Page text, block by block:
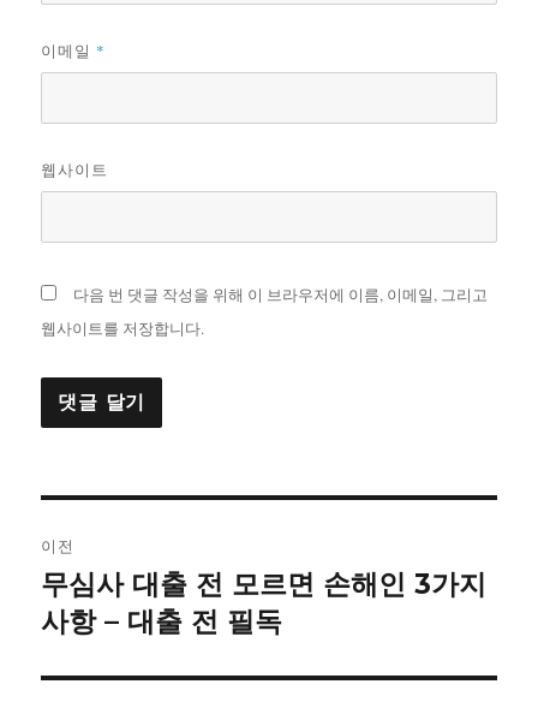
이메일 *
웹사이트
다음 번 댓글 작성을 위해 이 브라우저에 이름, 이메일, 그리고
웹사이트를 저장합니다.
내
비
게
이전
이
전
무심사 대출 전 모르면 손해인 3가지
사항 – 대출 전 필독